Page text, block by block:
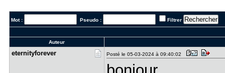
Mot : Pseudo : Filtrer
Auteur
eternityfo​rever Posté le 05-03-2024 à 09:40:02